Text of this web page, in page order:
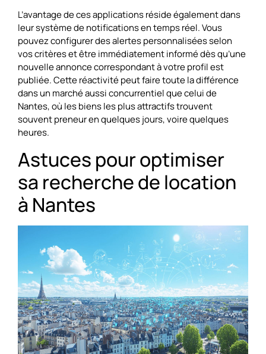
L’avantage de ces applications réside également dans
leur système de notifications en temps réel. Vous
pouvez configurer des alertes personnalisées selon
vos critères et être immédiatement informé dès qu’une
nouvelle annonce correspondant à votre profil est
publiée. Cette réactivité peut faire toute la différence
dans un marché aussi concurrentiel que celui de
Nantes, où les biens les plus attractifs trouvent
souvent preneur en quelques jours, voire quelques
heures.
Astuces pour optimiser
sa recherche de location
à Nantes